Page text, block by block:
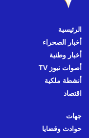
الرئيسية
أخبار الصحراء
أخبار وطنية
أصوات نيوز TV
أنشطة ملكية
اقتصاد
جهات
حوادث وقضايا